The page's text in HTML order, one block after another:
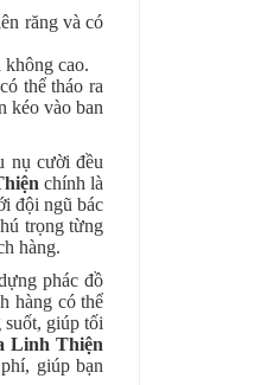
răng và có
không cao.
thể tháo ra
kéo vào ban
nụ cười đều
chính là
đội ngũ bác
trọng từng
hàng.
phác đồ
hàng có thể
giúp tối
Linh Thiện
giúp bạn